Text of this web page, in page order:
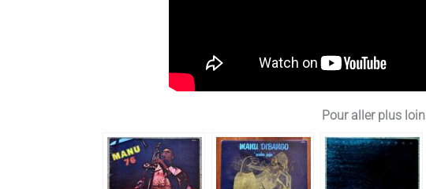
Pour aller plus loin